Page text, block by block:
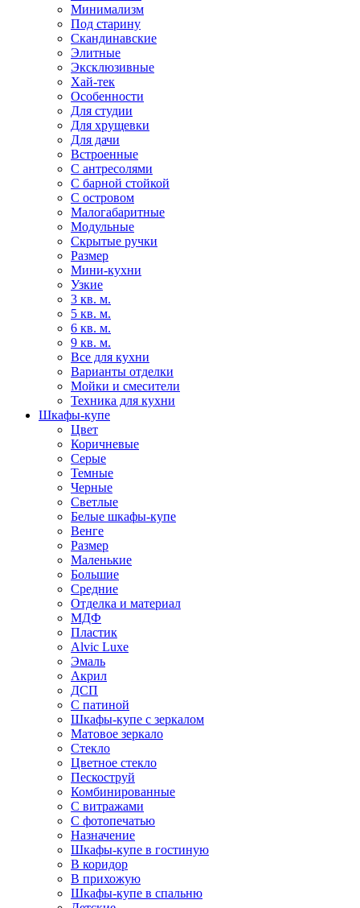
Минимализм
Под старину
Скандинавские
Элитные
Эксклюзивные
Хай-тек
Особенности
Для студии
Для хрущевки
Для дачи
Встроенные
С антресолями
С барной стойкой
С островом
Малогабаритные
Модульные
Скрытые ручки
Размер
Мини-кухни
Узкие
3 кв. м.
5 кв. м.
6 кв. м.
9 кв. м.
Все для кухни
Варианты отделки
Мойки и смесители
Техника для кухни
Шкафы-купе
Цвет
Коричневые
Серые
Темные
Черные
Светлые
Белые шкафы-купе
Венге
Размер
Маленькие
Большие
Средние
Отделка и материал
МДФ
Пластик
Alvic Luxe
Эмаль
Акрил
ДСП
С патиной
Шкафы-купе с зеркалом
Матовое зеркало
Стекло
Цветное стекло
Пескоструй
Комбинированные
С витражами
С фотопечатью
Назначение
Шкафы-купе в гостиную
В коридор
В прихожую
Шкафы-купе в спальню